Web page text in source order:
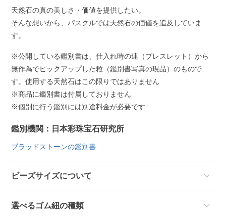
天然石の真の美しさ・価値を提供したい。
そんな想いから、パスクルでは天然石の価値を追及していま
す。
※公開している鑑別書は、仕入れ時の連（ブレスレット）から
無作為でピックアップした粒（鑑別書写真の現品）のもので
す。使用する天然石はこの限りではありません
※商品に鑑別書は付属しておりません
※個別に行う鑑別には別途料金が必要です
鑑別機関：日本彩珠宝石研究所
ブラッドストーンの鑑別書
ビーズサイズについて
選べるゴム紐の種類